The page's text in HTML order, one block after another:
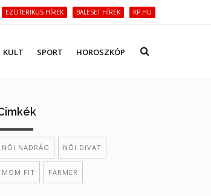
EZOTERIKUS HÍREK BALESET HÍREK KP.HU
KULT SPORT HOROSZKÓP
NŐI NADRÁG NŐI DIVAT
MOM FIT FARMER